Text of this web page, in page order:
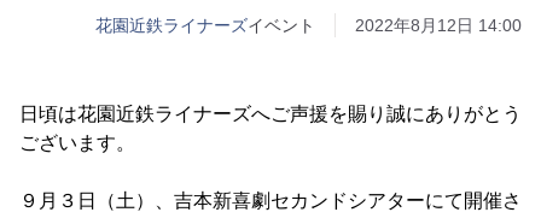
花園近鉄ライナーズイベント 2022年8月12日 14:00
日頃は花園近鉄ライナーズへご声援を賜り誠にありがとう
ございます。
９月３日（土）、吉本新喜劇セカンドシアターにて開催さ